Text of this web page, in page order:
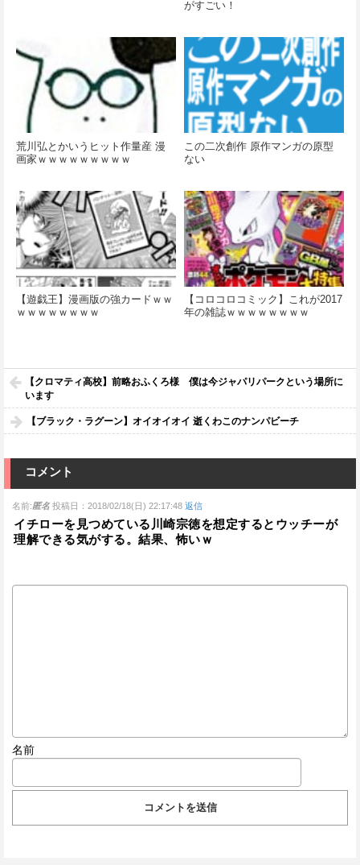
がすごい！
荒川弘とかいうヒット作量産 漫
画家ｗｗｗｗｗｗｗｗｗ
この二次創作 原作マンガの原型
ない
【遊戯王】漫画版の強カードｗｗ
ｗｗｗｗｗｗｗｗ
【コロコロコミック】これが2017
年の雑誌ｗｗｗｗｗｗｗｗ
【クロマティ高校】前略おふくろ様 僕は今ジャパリパークという場所に
います
【ブラック・ラグーン】オイオイオイ 逝くわこのナンパビーチ
コメント
名前:匿名 投稿日：2018/02/18(日) 22:17:48 返信
イチローを見つめている川崎宗徳を想定するとウッチーが
理解できる気がする。結果、怖いｗ
名前